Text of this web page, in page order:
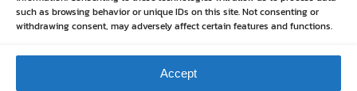
such as browsing behavior or unique IDs on this site. Not consenting or
withdrawing consent, may adversely affect certain features and functions.
Accept
chuanchombakery
www.chuanchombakery.com